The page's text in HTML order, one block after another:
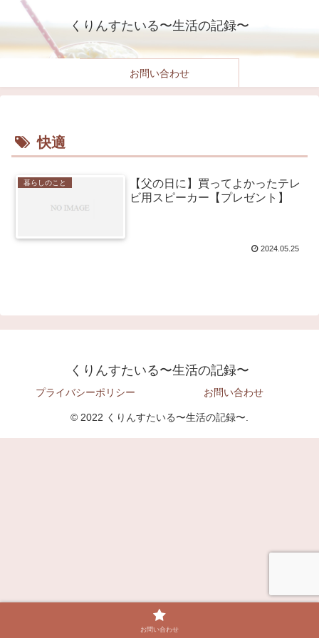
くりんすたいる〜生活の記録〜
お問い合わせ
快適
暮らしのこと
【父の日に】買ってよかったテレ
ビ用スピーカー【プレゼント】
2024.05.25
くりんすたいる〜生活の記録〜
プライバシーポリシー お問い合わせ
© 2022 くりんすたいる〜生活の記録〜.
お問い合わせ